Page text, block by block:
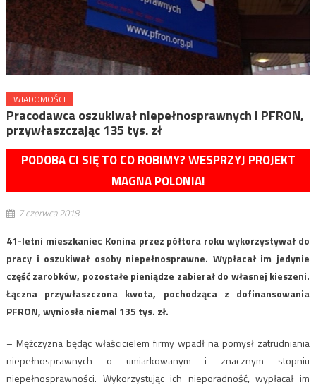
WIADOMOŚCI
Pracodawca oszukiwał niepełnosprawnych i PFRON,
przywłaszczając 135 tys. zł
PODOBA CI SIĘ TO CO ROBIMY? WESPRZYJ PROJEKT
MAGNA POLONIA!
7 czerwca 2018
41-letni mieszkaniec Konina przez półtora roku wykorzystywał do
pracy i oszukiwał osoby niepełnosprawne. Wypłacał im jedynie
część zarobków, pozostałe pieniądze zabierał do własnej kieszeni.
Łączna przywłaszczona kwota, pochodząca z dofinansowania
PFRON, wyniosła niemal 135 tys. zł.
– Mężczyzna będąc właścicielem firmy wpadł na pomysł zatrudniania
niepełnosprawnych o umiarkowanym i znacznym stopniu
niepełnosprawności. Wykorzystując ich nieporadność, wypłacał im